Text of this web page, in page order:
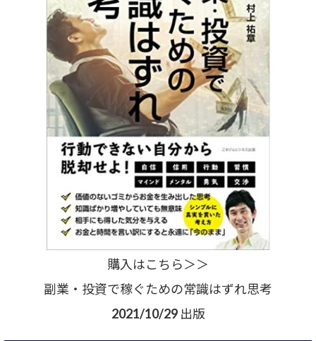
購入はこちら＞＞
副業・投資で稼ぐための常識はずれ思考
2021/10/29 出版